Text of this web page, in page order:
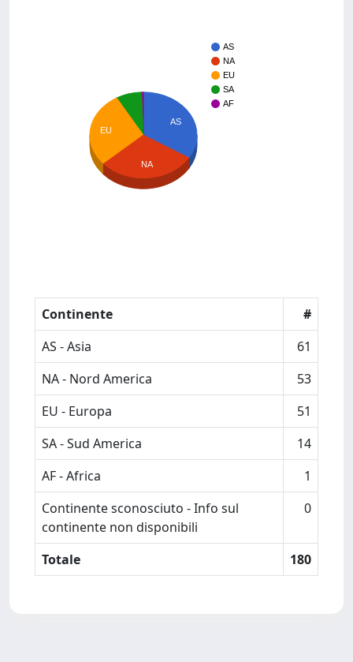
AS
NA
EU
SA
AF
AS
EU
NA
Continente
#
AS - Asia
61
NA - Nord America
53
EU - Europa
51
SA - Sud America
14
AF - Africa
1
Continente sconosciuto - Info sul
continente non disponibili
0
Totale 180